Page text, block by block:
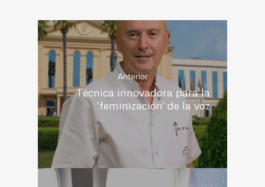
Anterior
Técnica innovadora para la
'feminización' de la voz